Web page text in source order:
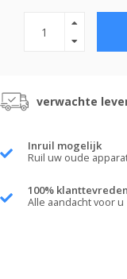
verwachte
Inruil mogelijk
Ruil uw oude
100%
Alle aandacht voor u